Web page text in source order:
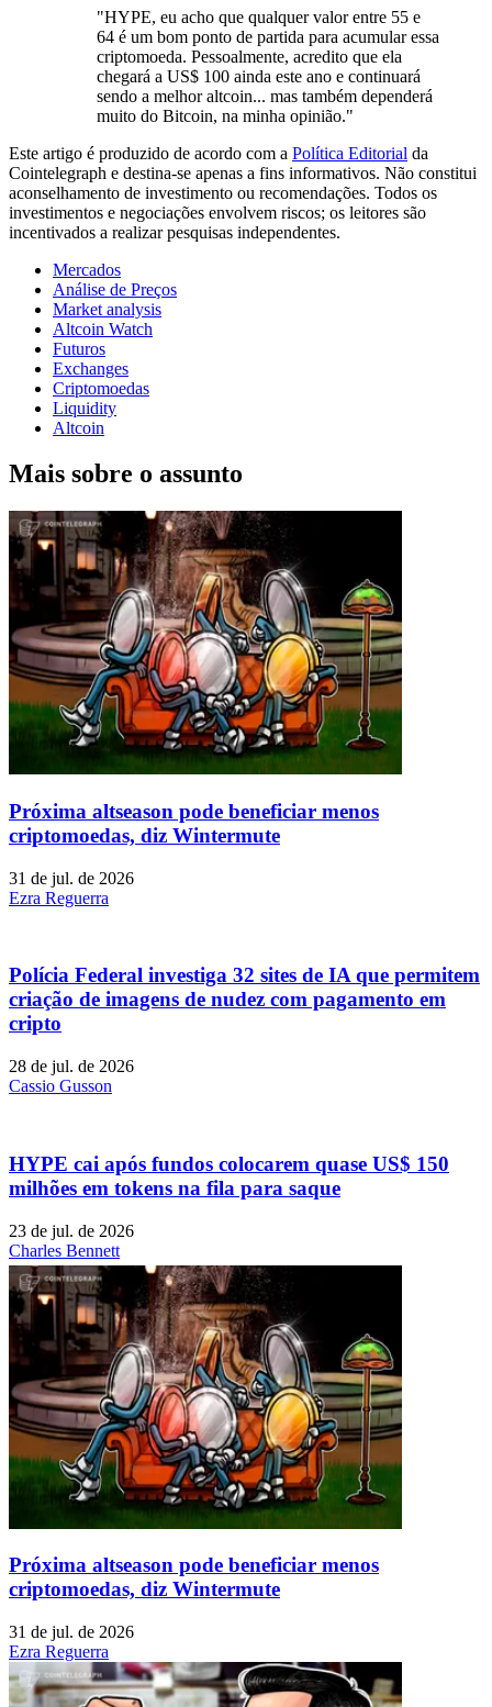
"HYPE, eu acho que qualquer valor entre 55 e
64 é um bom ponto de partida para acumular essa
criptomoeda. Pessoalmente, acredito que ela
chegará a US$ 100 ainda este ano e continuará
sendo a melhor altcoin... mas também dependerá
muito do Bitcoin, na minha opinião."
Este artigo é produzido de acordo com a Política Editorial da
Cointelegraph e destina-se apenas a fins informativos. Não constitui
aconselhamento de investimento ou recomendações. Todos os
investimentos e negociações envolvem riscos; os leitores são
incentivados a realizar pesquisas independentes.
Mercados
Análise de Preços
Market analysis
Altcoin Watch
Futuros
Exchanges
Criptomoedas
Liquidity
Altcoin
Mais sobre o assunto
Próxima altseason pode beneficiar menos
criptomoedas, diz Wintermute
31 de jul. de 2026
Ezra Reguerra
Polícia Federal investiga 32 sites de IA que permitem
criação de imagens de nudez com pagamento em
cripto
28 de jul. de 2026
Cassio Gusson
HYPE cai após fundos colocarem quase US$ 150
milhões em tokens na fila para saque
23 de jul. de 2026
Charles Bennett
Próxima altseason pode beneficiar menos
criptomoedas, diz Wintermute
31 de jul. de 2026
Ezra Reguerra